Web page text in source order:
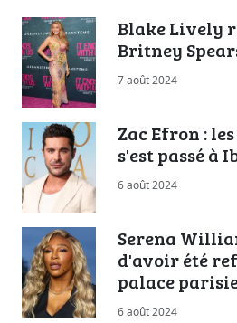
Blake Lively
Britney
7 août 2024
Zac Efron :
s'est passé à
6 août 2024
Serena
d'avoir été
palace
6 août 2024